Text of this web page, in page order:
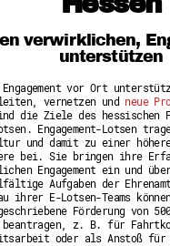
Hessen hilft Ukraine
Zeig uns
Wettbewerb |
Wettbewerb | 80
mit Herz
8 Vereine x 80
Ausgezeichnete
Menschen des
SHARE IT: Teile
Gestalte
Ehrenamts-Card
Engagement-Lotsen
Crowdfunding - Viele
verwirklichen,
unterstützen
vor Ort
vernetzen und neue
die Ziele des hessischen
Engagement-Lotsen
und damit zu einer
bei. Sie bringen ihre
Engagement ein und
Aufgaben der
ihrer E-Lotsen-Teams können
Förderung von
z. B. für
oder als Anstoß für